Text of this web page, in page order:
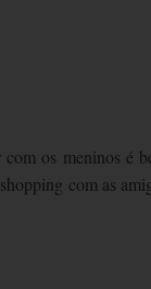
os meninos é
com as